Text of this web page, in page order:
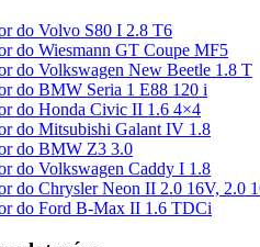
do Volvo S80 I 2.8 T6
do Wiesmann GT Coupe MF5
do Volkswagen New Beetle 1.8 T
do BMW Seria 1 E88 120 i
do Honda Civic II 1.6 4×4
do Mitsubishi Galant IV 1.8
do BMW Z3 3.0
do Volkswagen Caddy I 1.8
do Chrysler Neon II 2.0 16V, 2.0
do Ford B-Max II 1.6 TDCi